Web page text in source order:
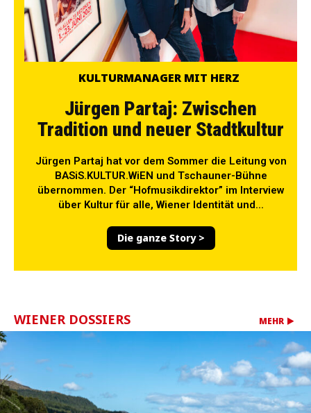
KULTURMANAGER MIT HERZ
Jürgen Partaj: Zwischen
Tradition und neuer Stadtkultur
Jürgen Partaj hat vor dem Sommer die Leitung von
BASiS.KULTUR.WiEN und Tschauner-Bühne
übernommen. Der “Hofmusikdirektor” im Interview
über Kultur für alle, Wiener Identität und...
Die ganze Story >
WIENER DOSSIERS MEHR